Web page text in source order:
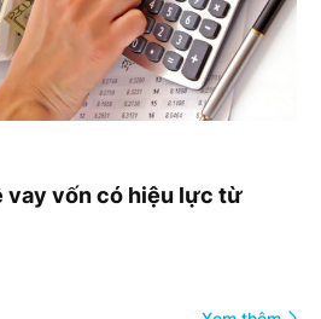
vay vốn có hiệu lực từ